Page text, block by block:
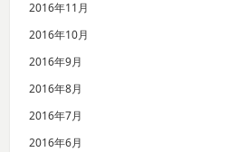
2016年11月
2016年10月
2016年9月
2016年8月
2016年7月
2016年6月